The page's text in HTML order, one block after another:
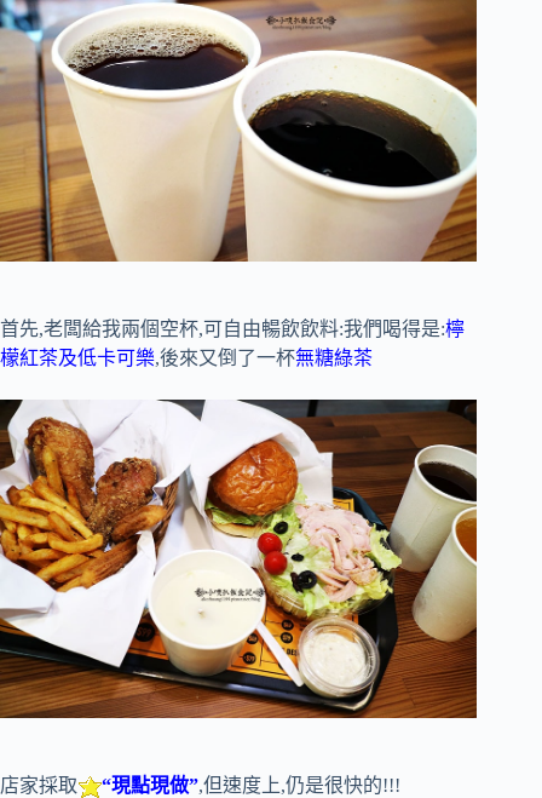
首先,老闆給我兩個空杯,可自由暢飲飲料:我們喝得是:檸
檬紅茶及低卡可樂,後來又倒了一杯無糖綠茶
店家採取 “現點現做”,但速度上,仍是很快的!!!